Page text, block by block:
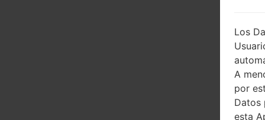
Los
A
por
Datos
esta